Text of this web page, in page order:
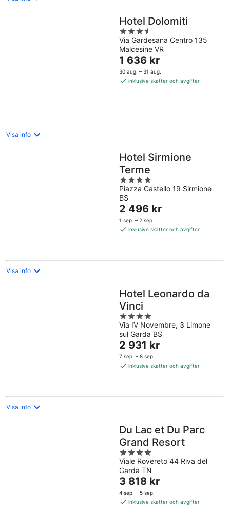
Hotel Dolomiti
3.5
out
of
5
Via Gardesana Centro 135
Malcesine VR
Priset
är
1 636 kr
1 636 kr
30 aug. – 31 aug.
inklusive skatter och avgifter
Visa info
Hotel Sirmione
Terme
4
out
of
5
Piazza Castello 19 Sirmione
BS
Priset
är
2 496 kr
2 496 kr
1 sep. – 2 sep.
inklusive skatter och avgifter
Visa info
Hotel Leonardo da
Vinci
4
out
of
5
Via IV Novembre, 3 Limone
sul Garda BS
Priset
är
2 931 kr
2 931 kr
7 sep. – 8 sep.
inklusive skatter och avgifter
Visa info
Du Lac et Du Parc
Grand Resort
4
out
of
5
Viale Rovereto 44 Riva del
Garda TN
Priset
är
3 818 kr
3 818 kr
4 sep. – 5 sep.
inklusive skatter och avgifter